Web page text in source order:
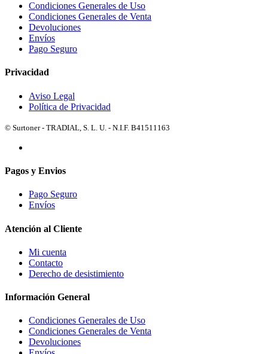
Condiciones Generales de Uso
Condiciones Generales de Venta
Devoluciones
Envíos
Pago Seguro
Privacidad
Aviso Legal
Política de Privacidad
© Surtoner - TRADIAL, S. L. U. - N.I.F. B41511163
Pagos y Envios
Pago Seguro
Envíos
Atención al Cliente
Mi cuenta
Contacto
Derecho de desistimiento
Información General
Condiciones Generales de Uso
Condiciones Generales de Venta
Devoluciones